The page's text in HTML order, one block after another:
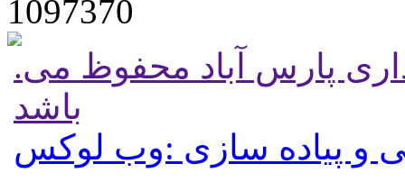
1097370
.تمامی حقوق برای پایگاه شهرداری پارس آباد محفوظ می
باشد
و پیاده سازی :وب لوکس